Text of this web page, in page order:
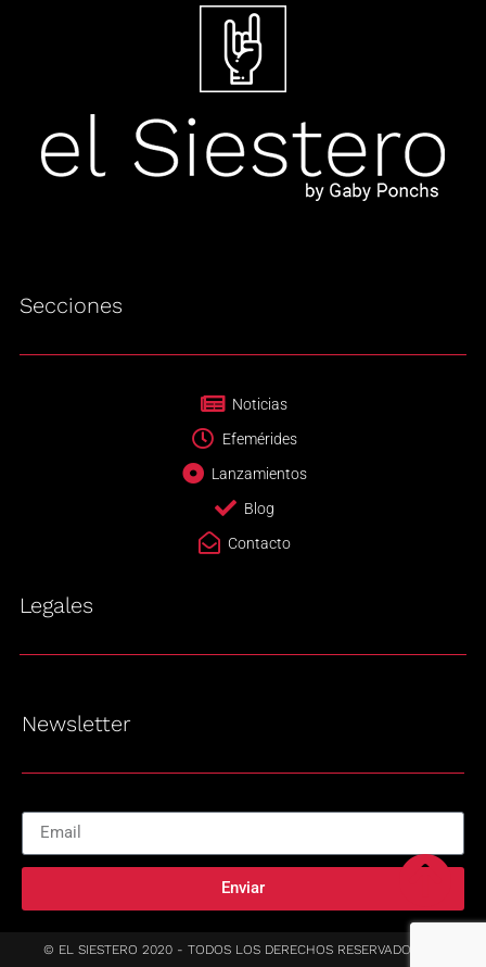
Secciones
Noticias
Efemérides
Lanzamientos
Blog
Contacto
Legales
Newsletter
Enviar
© EL SIESTERO 2020 - TODOS LOS DERECHOS RESERVADOS